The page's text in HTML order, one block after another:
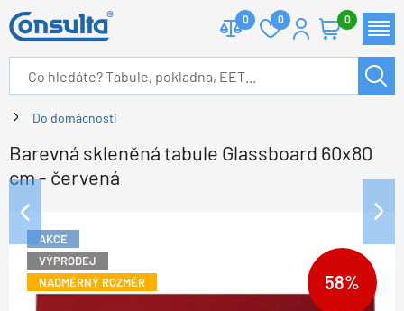
0 0 0
Do domácnosti
Barevná skleněná tabule Glassboard 60x80
cm - červená
AKCE
VÝPRODEJ
58%
NADMĚRNÝ ROZMĚR